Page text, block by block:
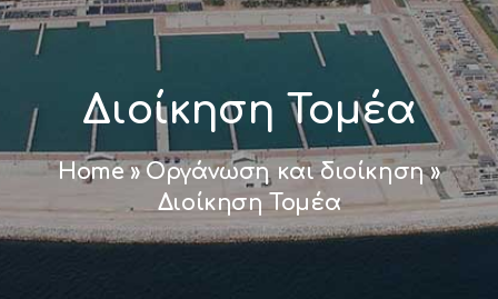
Διοίκηση Τομέα
Home» Οργάνωση και διοίκηση»
Διοίκηση Τομέα